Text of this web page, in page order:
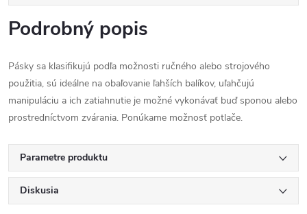
Podrobný popis
Pásky sa klasifikujú podľa možnosti ručného alebo strojového
použitia, sú ideálne na obaľovanie ľahších balíkov, uľahčujú
manipuláciu a ich zatiahnutie je možné vykonávať buď sponou alebo
prostredníctvom zvárania. Ponúkame možnosť potlače.
Parametre produktu
Diskusia